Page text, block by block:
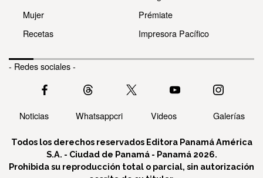
Mujer
Recetas
Prémiate
Impresora Pacífico
- Redes sociales -
Noticias Whatsappcri Videos Galerías
Todos los derechos reservados Editora Panamá América
S.A. - Ciudad de Panamá - Panamá 2026.
Prohibida su reproducción total o parcial, sin autorización